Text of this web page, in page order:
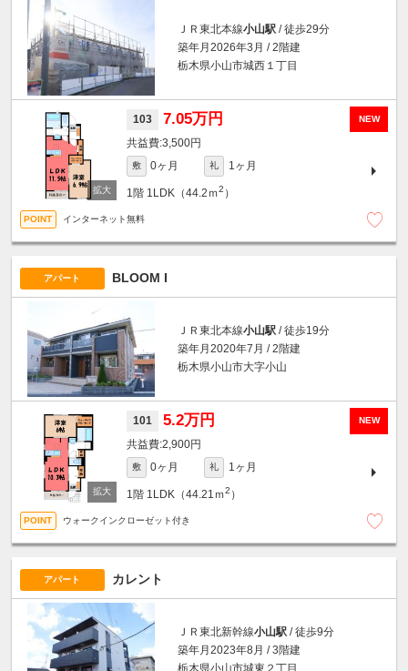
ＪＲ東北本線小山駅 / 徒歩29分
築年月2026年3月 / 2階建
栃木県小山市城西１丁目
NEW
103 7.05万円
3,500円
敷 0ヶ月 礼 1ヶ月
1階 1LDK（44.2ｍ2 ）
インターネット無料
アパート BLOOM I
ＪＲ東北本線小山駅 / 徒歩19分
築年月2020年7月 / 2階建
栃木県小山市大字小山
NEW
101 5.2万円
2,900円
敷 0ヶ月 礼 1ヶ月
1階 1LDK（44.21ｍ2 ）
ウォークインクローゼット付き
アパート カレント
ＪＲ東北新幹線小山駅 / 徒歩9分
築年月2023年8月 / 3階建